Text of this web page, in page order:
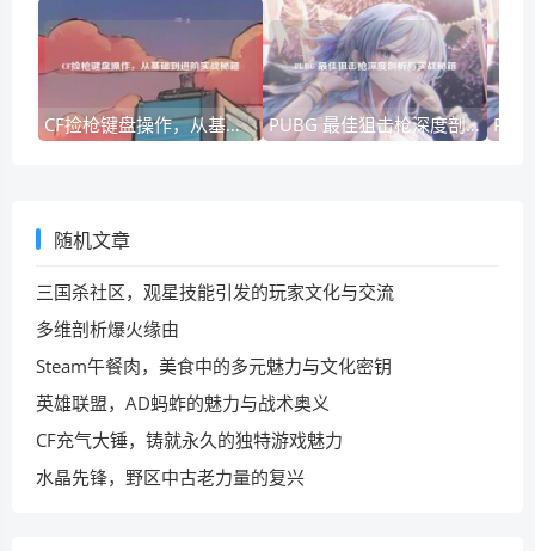
CF捡枪键盘操作，从基础到进阶实战秘籍 PUBG 最佳狙击枪深度剖析与实战秘籍
随机文章
三国杀社区，观星技能引发的玩家文化与交流
多维剖析爆火缘由
Steam午餐肉，美食中的多元魅力与文化密钥
英雄联盟，AD蚂蚱的魅力与战术奥义
CF充气大锤，铸就永久的独特游戏魅力
水晶先锋，野区中古老力量的复兴